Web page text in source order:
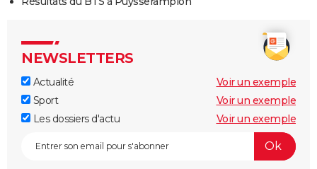
NEWSLETTERS
Actualité
Voir un exemple
Sport
Voir un exemple
Les dossiers d'actu
Voir un exemple